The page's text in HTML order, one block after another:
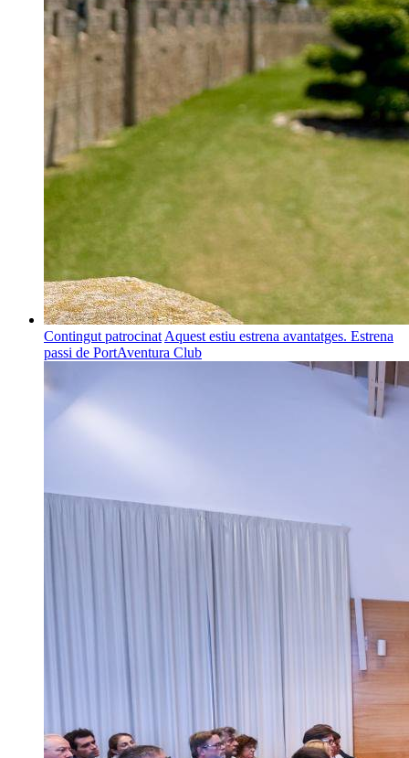
Contingut patrocinat Aquest estiu estrena avantatges. Estrena
passi de PortAventura Club